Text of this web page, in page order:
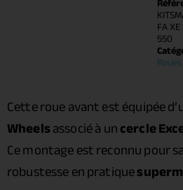
FA
550
Roues
Cette roue avant est équipée
Wheelsassocié à uncercle
Ce montage est reconnu pour
robustesse en pratique